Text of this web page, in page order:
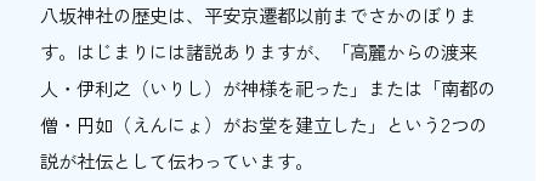
八坂神社の歴史は、平安京遷都以前までさかのぼりま
す。はじまりには諸説ありますが、「高麗からの渡来
人・伊利之（いりし）が神様を祀った」または「南都の
僧・円如（えんにょ）がお堂を建立した」という2つの
説が社伝として伝わっています。